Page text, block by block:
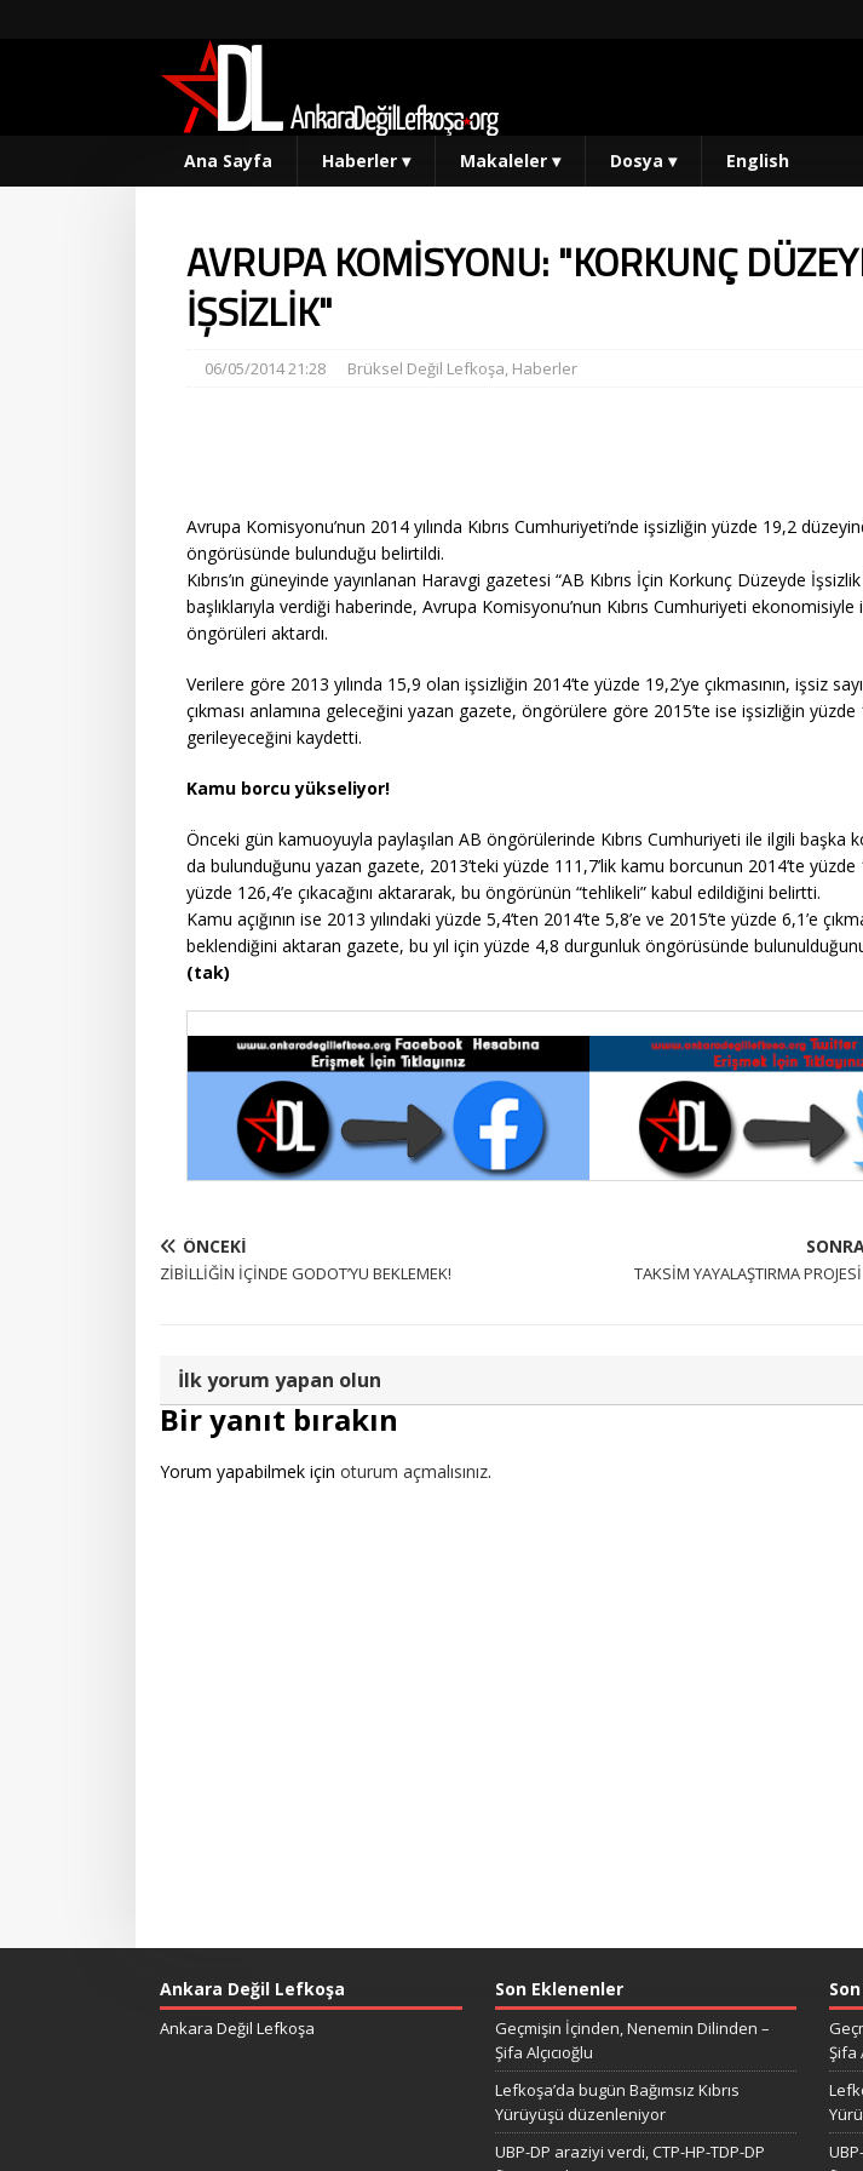
Ana Sayfa Haberler ▾ Makaleler ▾ Dosya ▾ English
AVRUPA KOMİSYONU: "KORKUNÇ
İŞSİZLİK"
06/05/2014 21:28 Brüksel Değil Lefkoşa, Haberler
Avrupa Komisyonu’nun 2014 yılında Kıbrıs Cumhuriyeti’nde işsizliğin yüzde 19,2
öngörüsünde bulunduğu belirtildi.
Kıbrıs’ın güneyinde yayınlanan Haravgi gazetesi “AB Kıbrıs İçin Korkunç Düzeyde
başlıklarıyla verdiği haberinde, Avrupa Komisyonu’nun Kıbrıs Cumhuriyeti ekonomisiyle
öngörüleri aktardı.
Verilere göre 2013 yılında 15,9 olan işsizliğin 2014’te yüzde 19,2’ye çıkmasının, işsiz
çıkması anlamına geleceğini yazan gazete, öngörülere göre 2015’te ise işsizliğin yüzde
gerileyeceğini kaydetti.
Kamu borcu yükseliyor!
Önceki gün kamuoyuyla paylaşılan AB öngörülerinde Kıbrıs Cumhuriyeti ile ilgili başka
da bulunduğunu yazan gazete, 2013’teki yüzde 111,7’lik kamu borcunun 2014’te yüzde
yüzde 126,4’e çıkacağını aktararak, bu öngörünün “tehlikeli” kabul edildiğini belirtti.
Kamu açığının ise 2013 yılındaki yüzde 5,4’ten 2014’te 5,8’e ve 2015’te yüzde 6,1’e
beklendiğini aktaran gazete, bu yıl için yüzde 4,8 durgunluk öngörüsünde
(tak)
ÖNCEKI
ZİBİLLİĞİN İÇİNDE GODOT’YU BEKLEMEK! TAKSİM YAYALAŞTIRMA
İlk yorum yapan olun
Bir yanıt bırakın
Yorum yapabilmek için oturum açmalısınız.
Ankara Değil Lefkoşa
Ankara Değil Lefkoşa
Son Eklenenler
Geçmişin İçinden, Nenemin Dilinden –
Şifa Alçıcıoğlu
Lefkoşa’da bugün Bağımsız Kıbrıs
Yürüyüşü düzenleniyor
UBP-DP araziyi verdi, CTP-HP-TDP-DP
Şifa